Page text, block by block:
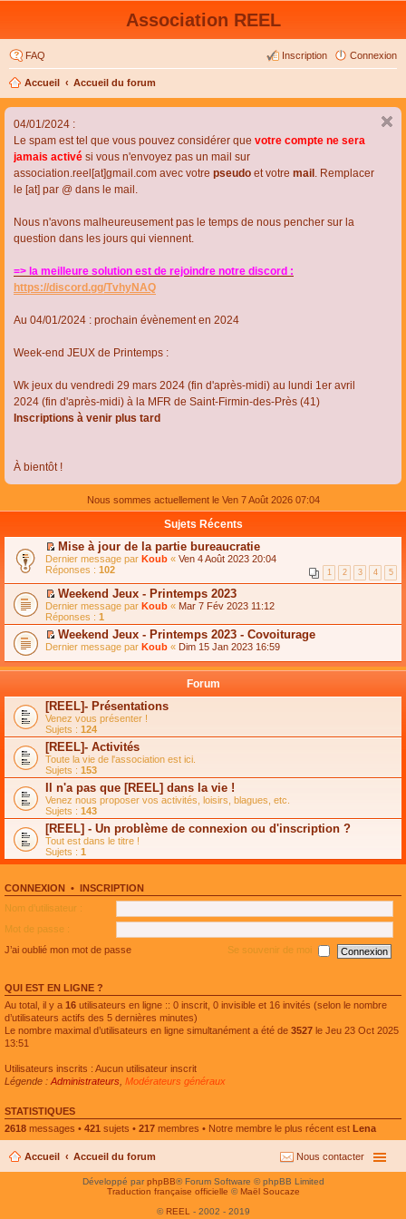
Association REEL
FAQ Connexion
Inscription
Accueil Accueil du forum
04/01/2024 :
Le spam est tel que vous pouvez considérer que votre compte ne sera
jamais activé si vous n'envoyez pas un mail sur
association.reel[at]gmail.com avec votre pseudo et votre mail . Remplacer
le [at] par @ dans le mail.
Nous n'avons malheureusement pas le temps de nous pencher sur la
question dans les jours qui viennent.
=> la meilleure solution est de rejoindre notre discord :
https://discord.gg/TvhyNAQ
Au 04/01/2024 : prochain évènement en 2024
Week-end JEUX de Printemps :
Wk jeux du vendredi 29 mars 2024 (fin d'après-midi) au lundi 1er avril
2024 (fin d'après-midi) à la MFR de Saint-Firmin-des-Près (41)
Inscriptions à venir plus tard
À bientôt !
Nous sommes actuellement le Ven 7 Août 2026 07:04
Sujets Récents
C
o
n
s
u
l
t
e
r
l
e
s
s
a
g
e
n
o
n
l
u
l
e
p
l
u
s
é
c
e
n
t
Mise à jour de la partie bureaucratie
Dernier message par Koub « Ven 4 Août 2023 20:04
Réponses : 102 1 2 3 4 5
C
o
n
s
u
t
l
e
m
e
s
s
a
g
e
n
o
n
l
u
l
e
l
u
s
é
e
Weekend Jeux - Printemps 2023
Dernier message par Koub « Mar 7 Fév 2023 11:12
Réponses : 1
C
n
l
t
e
r
l
e
m
e
s
s
a
g
e
n
o
n
u
l
e
l
s
e
n
t
Weekend Jeux - Printemps 2023 - Covoiturage
Dernier message par Koub « Dim 15 Jan 2023 16:59
Forum
[REEL]- Présentations
Venez vous présenter !
Sujets : 124
[REEL]- Activités
Toute la vie de l'association est ici.
Sujets : 153
Il n'a pas que [REEL] dans la vie !
Venez nous proposer vos activités, loisirs, blagues, etc.
Sujets : 143
[REEL] - Un problème de connexion ou d'inscription ?
Tout est dans le titre !
Sujets : 1
CONNEXION • INSCRIPTION
Nom d’utilisateur :
Mot de passe :
J’ai oublié mon mot de passe
Se souvenir de moi
QUI EST EN LIGNE ?
Au total, il y a 16 utilisateurs en ligne :: 0 inscrit, 0 invisible et 16 invités (selon le nombre
d’utilisateurs actifs des 5 dernières minutes)
Le nombre maximal d’utilisateurs en ligne simultanément a été de 3527 le Jeu 23 Oct 2025
13:51
Utilisateurs inscrits : Aucun utilisateur inscrit
Légende : Administrateurs Modérateurs généraux
STATISTIQUES
2618 messages • 421 sujets • 217 membres • Notre membre le plus récent est Lena
Accueil Accueil du forum Nous contacter
Développé parphpBB® Forum Software © phpBB Limited
Traduction française officielle © Maël Soucaze
© REEL - 2002 - 2019